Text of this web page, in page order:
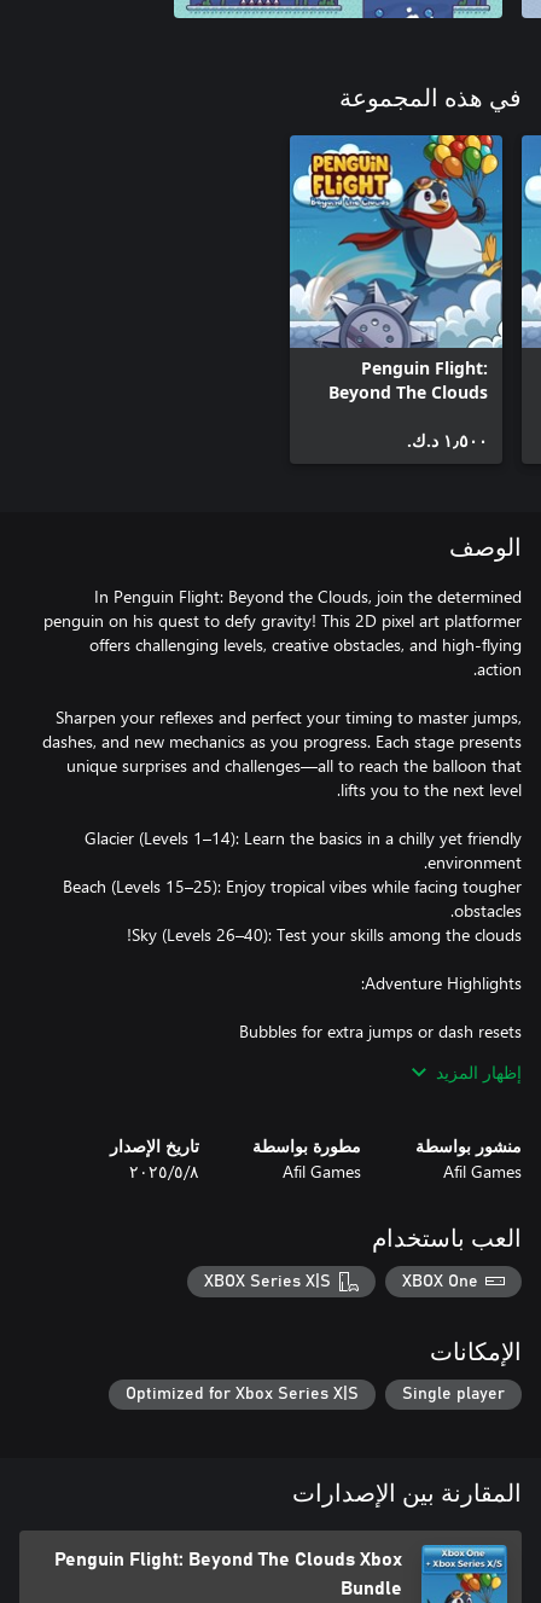
في هذه المجموعة
Penguin Flight:
Beyond The Clouds
١٫٥٠٠ د.ك.‏
الوصف
In Penguin Flight: Beyond the Clouds, join the determined
penguin on his quest to defy gravity! This 2D pixel art platformer
offers challenging levels, creative obstacles, and high-flying
Sharpen your reflexes and perfect your timing to master jumps,
dashes, and new mechanics as you progress. Each stage presents
unique surprises and challenges—all to reach the balloon that
Glacier (Levels 1–14): Learn the basics in a chilly yet friendly
Beach (Levels 15–25): Enjoy tropical vibes while facing tougher
If you love games that balance challenge and fun, you'll fall for
Grab each balloon. Overcome every obstacle. Prove that even a
penguin can soar beyond the clouds!
إظهار المزيد
منشور بواسطة
Afil Games
مطورة بواسطة
Afil Games
تاريخ الإصدار
٨‏/٥‏/٢٠٢٥
العب باستخدام
XBOX One
XBOX Series X|S
الإمكانات
Single player
Optimized for Xbox Series X|S
المقارنة بين الإصدارات
Penguin Flight: Beyond The Clouds Xbox
Bundle